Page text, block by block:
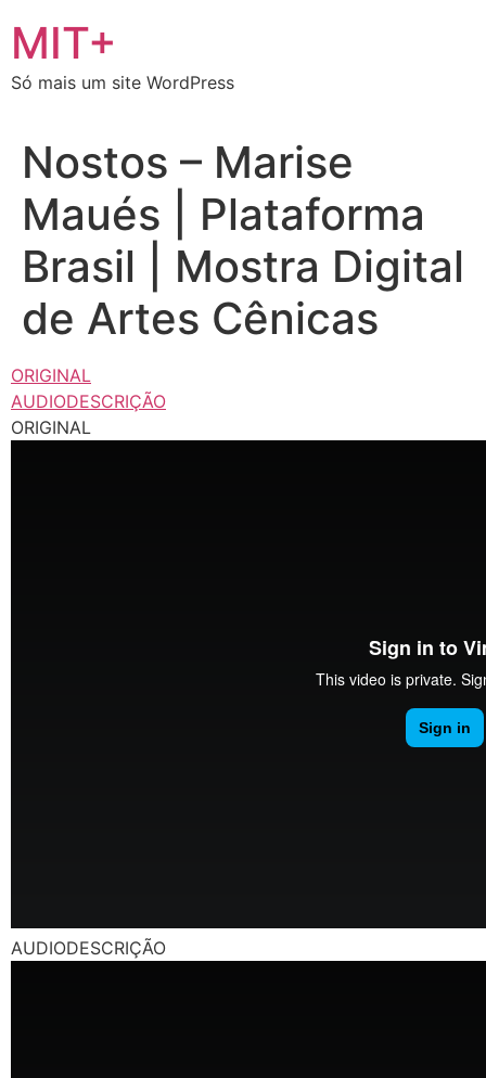
para
conteúdo
MIT+
Só mais um site WordPress
Nostos – Marise
Maués | Plataforma
Brasil | Mostra Digital
de Artes Cênicas
ORIGINAL
AUDIODESCRIÇÃO
ORIGINAL
AUDIODESCRIÇÃO